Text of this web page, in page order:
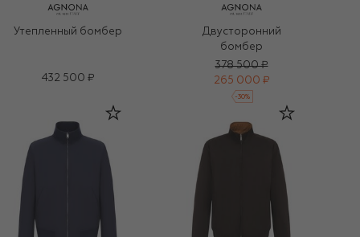
Утепленный бомбер
432 500 ₽
Двусторонний
бомбер
378 500 ₽
265 000 ₽
-30%